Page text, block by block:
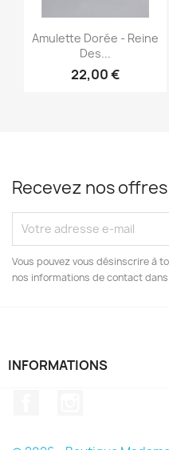
Aperçu rapide
Amulette Dorée - Reine
Des...
22,00 €
Recevez nos
Vous pouvez vous désinscrire à
nos informations de contact
INFORMATIONS